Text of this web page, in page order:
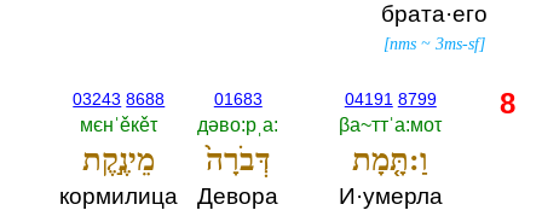
брата·его
[nms ~3ms-sf]
04191 8799
βа~ттˈа:моτ
וַ:תָּ֤מָת
И·умерла
01683
дәво:рˌа:‎
דְּבֹרָה֙
Девора
03243 8688
мєнˈěкěτ
מֵינֶ֣קֶת
кормилица
8